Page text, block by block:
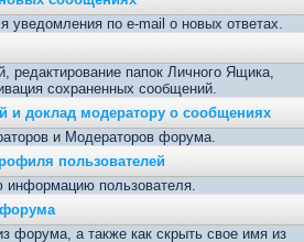
уведомления по e-mail о новых ответах.
редактирование папок Личного Ящика,
сохраненных сообщений.
и доклад модератору о сообщениях
и Модераторов форума.
пользователей
информацию пользователя.
форума, а также как скрыть свое имя из